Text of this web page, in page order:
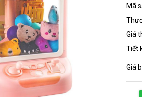
Mã
Giá
Tiết
Giá